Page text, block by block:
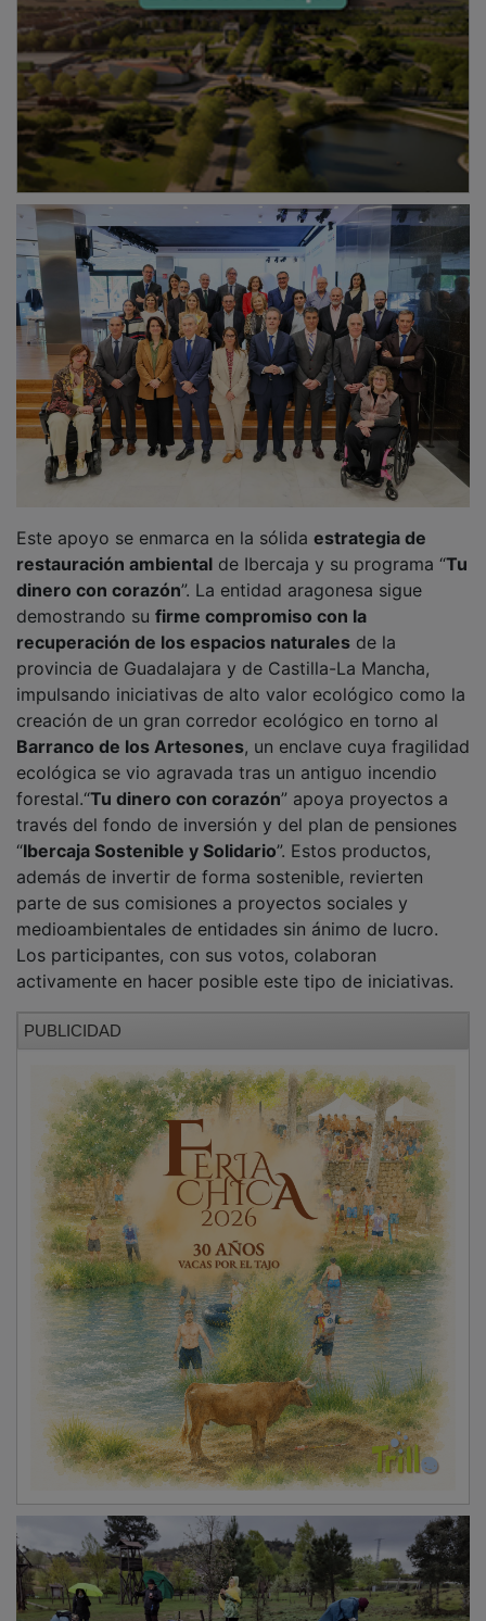
Este apoyo se enmarca en la sólida estrategia de
restauración ambiental de Ibercaja y su programa “Tu
dinero con corazón”. La entidad aragonesa sigue
demostrando su firme compromiso con la
recuperación de los espacios naturales de la
provincia de Guadalajara y de Castilla-La Mancha,
impulsando iniciativas de alto valor ecológico como la
creación de un gran corredor ecológico en torno al
Barranco de los Artesones, un enclave cuya fragilidad
ecológica se vio agravada tras un antiguo incendio
forestal.“Tu dinero con corazón” apoya proyectos a
través del fondo de inversión y del plan de pensiones
“Ibercaja Sostenible y Solidario”. Estos productos,
además de invertir de forma sostenible, revierten
parte de sus comisiones a proyectos sociales y
medioambientales de entidades sin ánimo de lucro.
Los participantes, con sus votos, colaboran
activamente en hacer posible este tipo de iniciativas.
PUBLICIDAD